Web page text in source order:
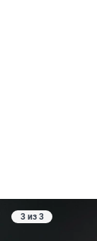
3 из 3